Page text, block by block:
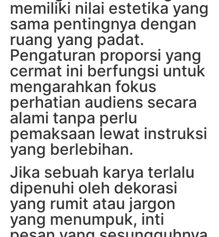
memiliki nilai estetika yang
sama pentingnya dengan
ruang yang padat.
Pengaturan proporsi yang
cermat ini berfungsi untuk
mengarahkan fokus
perhatian audiens secara
alami tanpa perlu
pemaksaan lewat instruksi
yang berlebihan.
Jika sebuah karya terlalu
dipenuhi oleh dekorasi
yang rumit atau jargon
yang menumpuk, inti